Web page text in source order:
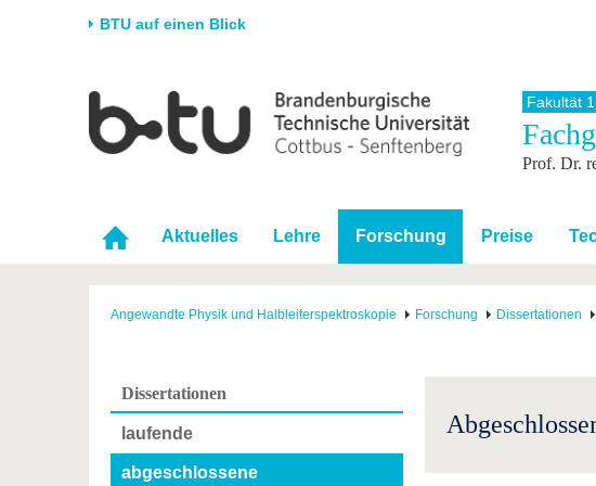
BTU auf einen Blick
Universität
Karriere & Engagement
Partnerschaften &
Strukturwandel
Forschung
Förderung
Wissenschaftlicher
Nachwuchs
Studium
Studienangebot
Im Studium
Nach dem Studium
Fakultät 1
Prof. Dr.
Aktuelles Lehre Forschung Preise
Angewandte Physik und Halbleiterspektroskopie Forschung Dissertationen
Dissertationen
laufende
abgeschlossene